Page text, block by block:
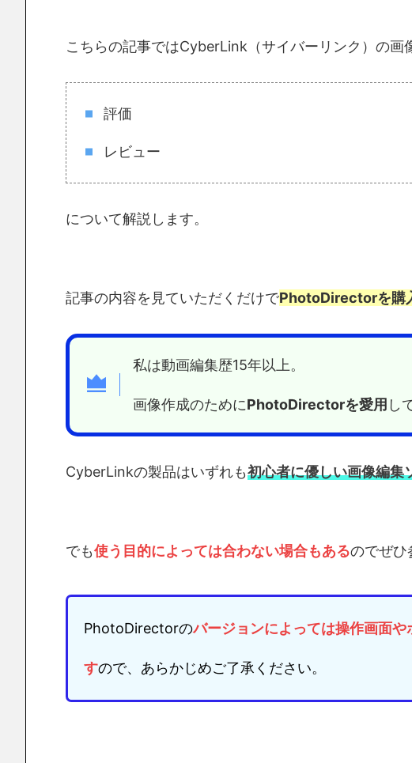
こちらの記事ではCyberLink（サイバーリンク）の
評価
レビュー
について解説します。
記事の内容を見ていただくだけでPhotoDirectorを購
私は動画編集歴15年以上。
画像作成のためにPhotoDirectorを愛用 し
CyberLinkの製品はいずれも初心者に優しい画像編集
でも使う目的によっては合わない場合もあるのでぜひ
PhotoDirectorのバージョンによっては操作画面や
すので、あらかじめご了承ください。